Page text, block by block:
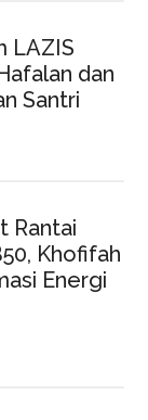
LAZIS
dan
Santri
Rantai
Khofifah
Energi